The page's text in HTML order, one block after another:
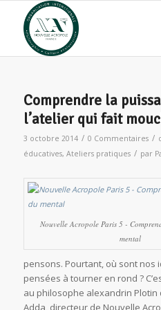
Comprendre la
l’atelier qui fait
3 octobre 2014 / 0 Commentaires /
éducatives, Ateliers pratiques / par
Nouvelle Acropole Paris 5 -
mental
pensons. Pourtant, où sont nos
pensées à tourner en rond ?
au philosophe alexandrin
Adda, directeur de Nouvelle